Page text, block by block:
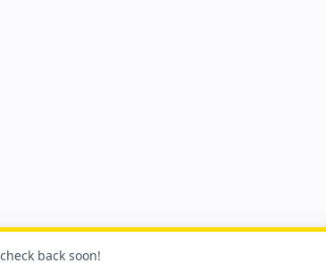
back soon!